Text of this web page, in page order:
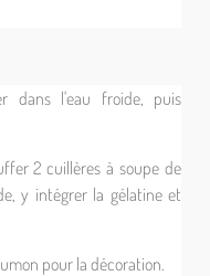
dans l'eau froide, puis
2 cuillères à soupe de
y intégrer la gélatine et
pour la décoration.